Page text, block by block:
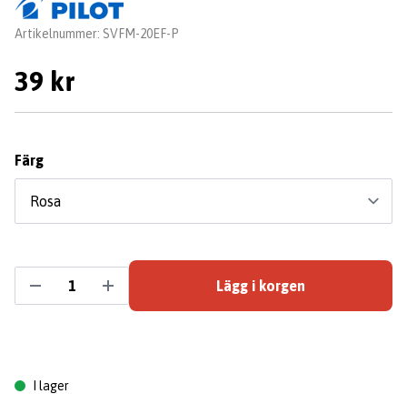
Artikelnummer: SVFM-20EF-P
39 kr
Färg
Lägg i korgen
I lager